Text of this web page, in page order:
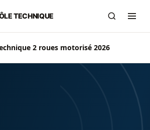
TECHNIQUE
2 roues motorisé 2026